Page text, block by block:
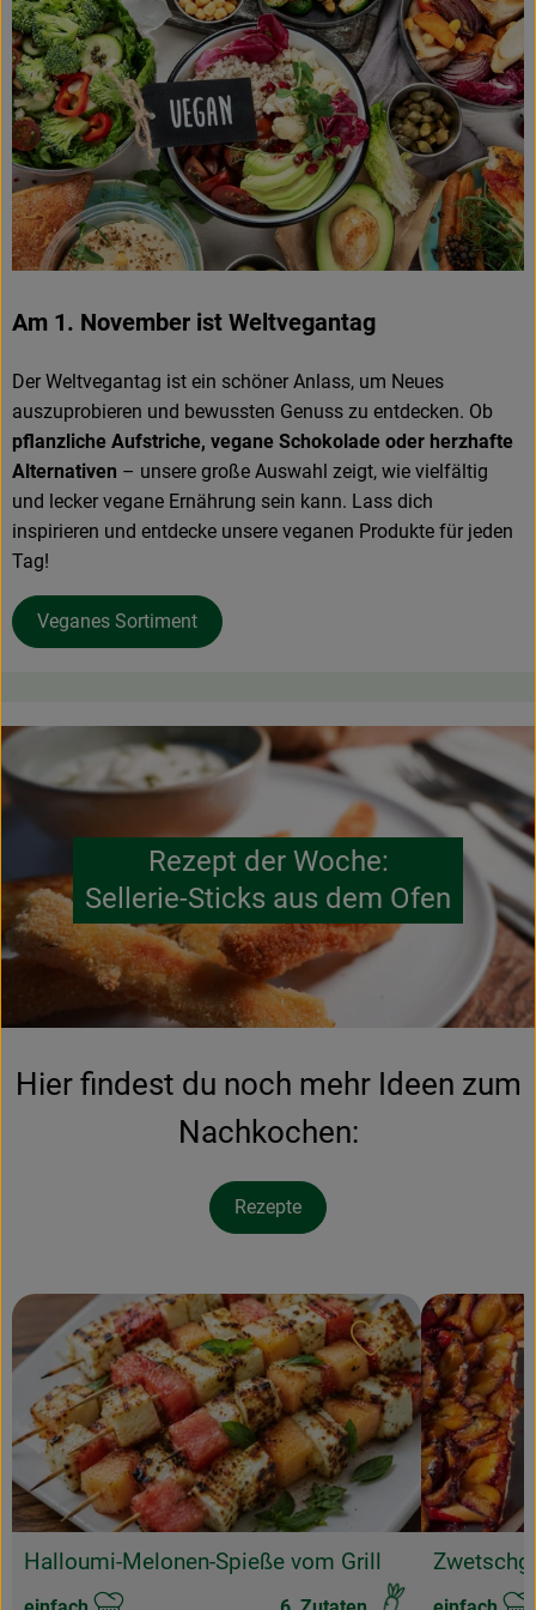
Am 1. November ist Weltvegantag
Der Weltvegantag ist ein schöner Anlass, um Neues
auszuprobieren und bewussten Genuss zu entdecken. Ob
pflanzliche Aufstriche, vegane Schokolade oder herzhafte
Alternativen – unsere große Auswahl zeigt, wie vielfältig
und lecker vegane Ernährung sein kann. Lass dich
inspirieren und entdecke unsere veganen Produkte für jeden
Tag!
Veganes Sortiment
Rezept der Woche:
Sellerie-Sticks aus dem Ofen
Hier findest du noch mehr Ideen zum
Nachkochen:
Rezepte
Halloumi-Melonen-Spieße vom Grill
Rezept zu